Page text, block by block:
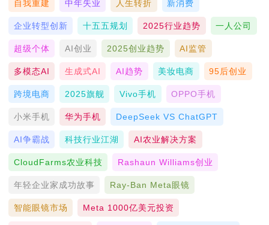
自我重建 中年失业 人生转折 新消费
企业转型创新 十五五规划 2025行业趋势 一人公司
超级个体 AI创业 2025创业趋势 AI监管
多模态AI 生成式AI AI趋势 美妆电商 95后创业
跨境电商 2025旗舰 Vivo手机 OPPO手机
小米手机 华为手机 DeepSeek VS ChatGPT
AI争霸战 科技行业江湖 AI农业解决方案
CloudFarms农业科技 Rashaun Williams创业
年轻企业家成功故事 Ray-Ban Meta眼镜
智能眼镜市场 Meta 1000亿美元投资